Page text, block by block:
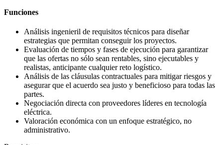
Funciones
Análisis ingenieril de requisitos técnicos para diseñar
estrategias que permitan conseguir los proyectos.
Evaluación de tiempos y fases de ejecución para garantizar
que las ofertas no sólo sean rentables, sino ejecutables y
realistas, anticipante cualquier reto logístico.
Análisis de las cláusulas contractuales para mitigar riesgos y
asegurar que el acuerdo sea justo y beneficioso para todas las
partes.
Negociación directa con proveedores líderes en tecnología
eléctrica.
Valoración económica con un enfoque estratégico, no
administrativo.